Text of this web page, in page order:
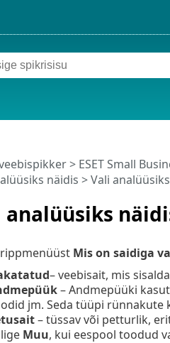
analüüsiks
veebispikker> ESET Small
näidis > Vali
Mis on saidiga
– veebisait, mis
– Andmepüüki
jm. Seda tüüpi rünnakute
– tüssav või petturlik,
Muu, kui eespool toodud